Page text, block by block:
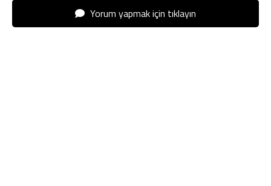
Yorum yapmak için tıklayın